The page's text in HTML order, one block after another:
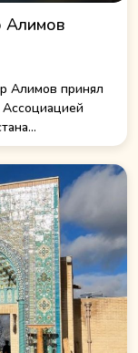
Алимов
Алимов принял